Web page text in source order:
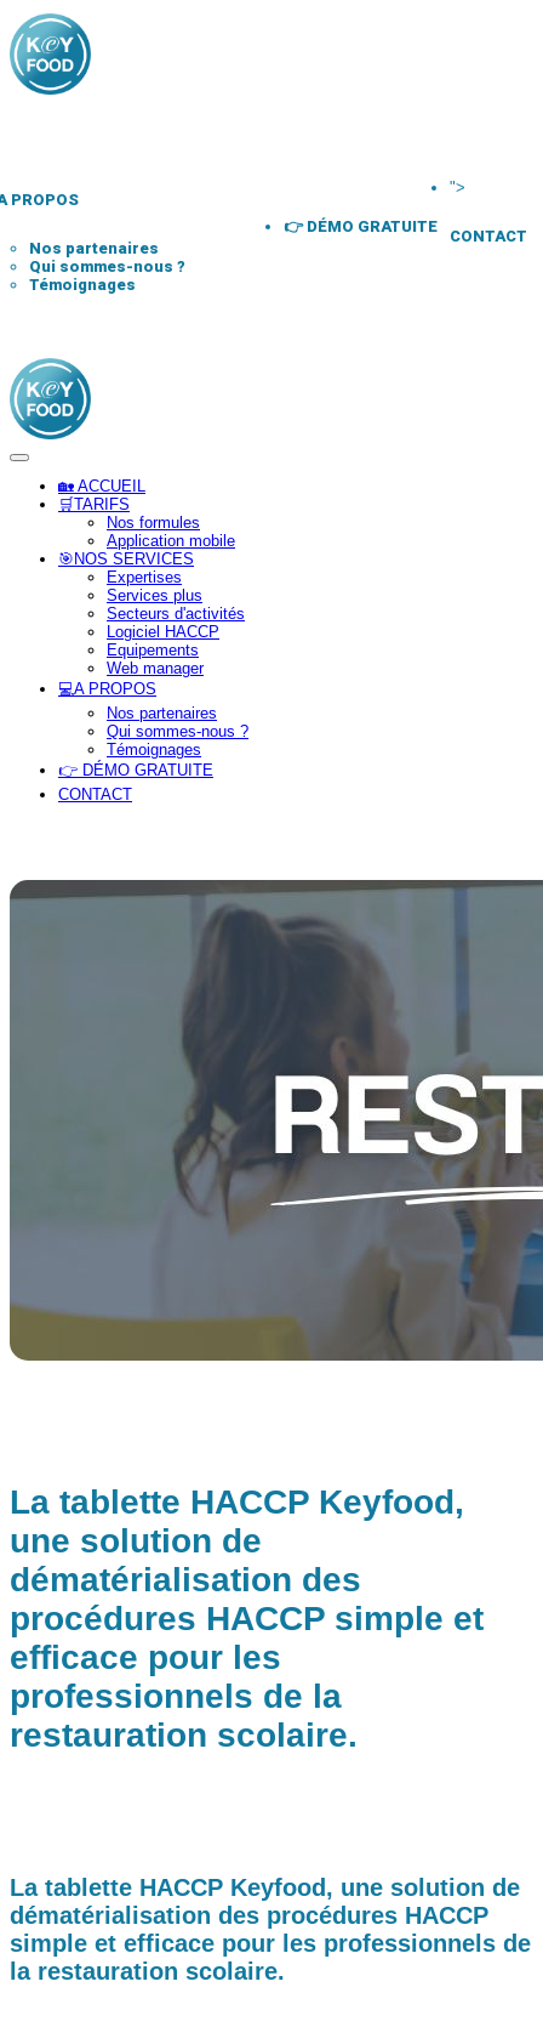
PROPOS
Nos partenaires
Qui sommes-nous ?
Témoignages
👉 DÉMO GRATUITE
">
CONTACT
🏡 ACCUEIL
🛒TARIFS
Nos formules
Application mobile
🎯NOS SERVICES
Expertises
Services plus
Secteurs d'activités
Logiciel HACCP
Equipements
Web manager
💻A PROPOS
Nos partenaires
Qui sommes-nous ?
Témoignages
👉 DÉMO GRATUITE
CONTACT
La tablette HACCP Keyfood,
une solution de
dématérialisation des
procédures HACCP simple et
efficace pour les
professionnels de la
restauration scolaire.
La tablette HACCP Keyfood, une solution de
dématérialisation des procédures HACCP
simple et efficace pour les professionnels de
la restauration scolaire.